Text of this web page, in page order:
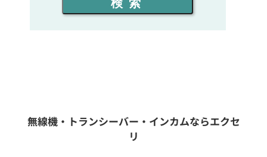
同時通話人数を選ぶ
フリーワード入力(製品名等)
検索
無線機・トランシーバー・インカムならエクセ
リ